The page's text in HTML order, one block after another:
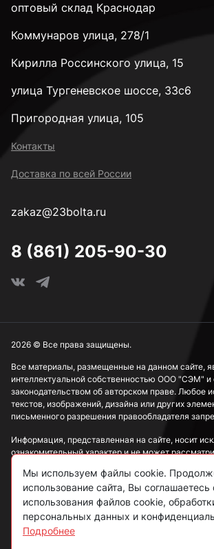
оптовый склад Краснодар
Коммунаров улица, 278/1
Кирилла Россинского улица, 15
улица Тургеневское шоссе, 33с6
Пригородная улица, 105
Контакты
Доставка по всей России
zakaz@23bolta.ru
8 (861) 205-90-30
Все материалы, размещенные на данном сайте,
интеллектуальной собственностью ООО "СЭМ" и
законодательством об авторском праве. Любое
текстов, изображений, дизайна или других
письменного разрешения правообладателя
Информация, представленная на сайте, носит
ознакомительный характер и не может
Политика конфиденциальности
Согласие на обработку данных
2026 © Все права защищены.
Мы используем файлы cookie.
использование сайта, Вы соглашаетесь
использования файлов cookie,
персональных данных и
Подробнее